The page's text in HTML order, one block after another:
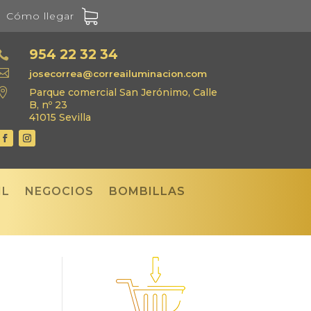
Cómo llegar
954 22 32 34
josecorrea@correailuminacion.com
Parque comercial San Jerónimo, Calle
B, nº 23
41015 Sevilla
NEGOCIOS
BOMBILLAS